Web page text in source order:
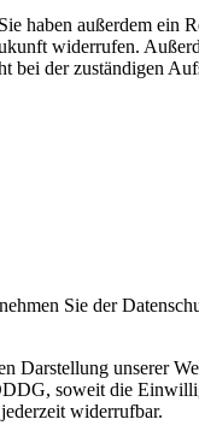
haben außerdem ein
widerrufen.
bei der zuständigen
Sie der
Darstellung unserer
soweit die
widerrufbar.